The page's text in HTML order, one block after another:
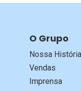
O Grupo
Nossa História
Vendas
Imprensa